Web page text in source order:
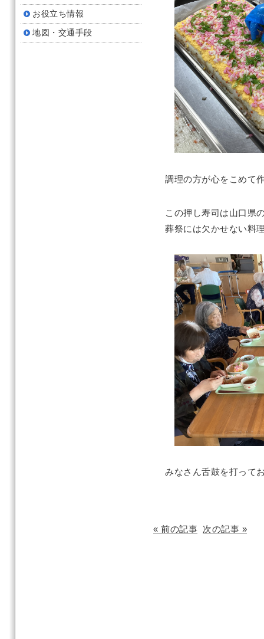
調理の方が心をこめて
この押し寿司は山口県
葬祭には欠かせない料
みなさん舌鼓を打って
« 前の記事 次の記事 »
お役立ち情報
地図・交通手段